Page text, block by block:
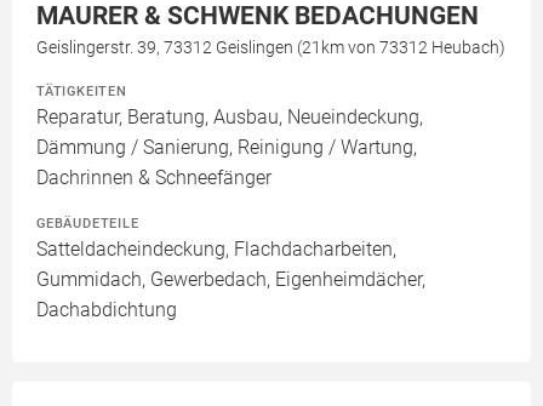
MAURER & SCHWENK BEDACHUNGEN
Geislingerstr. 39, 73312 Geislingen (21km von 73312 Heubach)
TÄTIGKEITEN
Reparatur, Beratung, Ausbau, Neueindeckung,
Dämmung / Sanierung, Reinigung / Wartung,
Dachrinnen & Schneefänger
GEBÄUDETEILE
Satteldacheindeckung, Flachdacharbeiten,
Gummidach, Gewerbedach, Eigenheimdächer,
Dachabdichtung